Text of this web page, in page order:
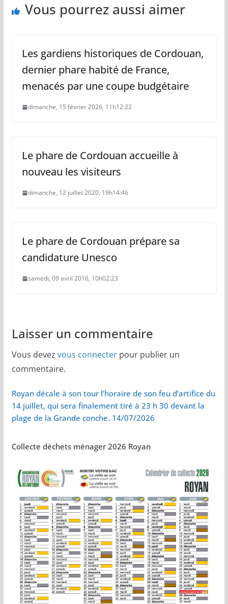
Vous pourrez aussi aimer
Les gardiens historiques de Cordouan,
dernier phare habité de France,
menacés par une coupe budgétaire
dimanche, 15 février 2026, 11h12:22
Le phare de Cordouan accueille à
nouveau les visiteurs
dimanche, 12 juillet 2020, 19h14:46
Le phare de Cordouan prépare sa
candidature Unesco
samedi, 09 avril 2016, 10h02:23
Laisser un commentaire
Vous devez vous connecterpour publier un
commentaire.
Royan décale à son tour l’horaire de son feu d’artifice du
14 juillet, qui sera finalement tiré à 23 h 30 devant la
plage de la Grande conche. 14/07/2026
Collecte déchets ménager 2026 Royan